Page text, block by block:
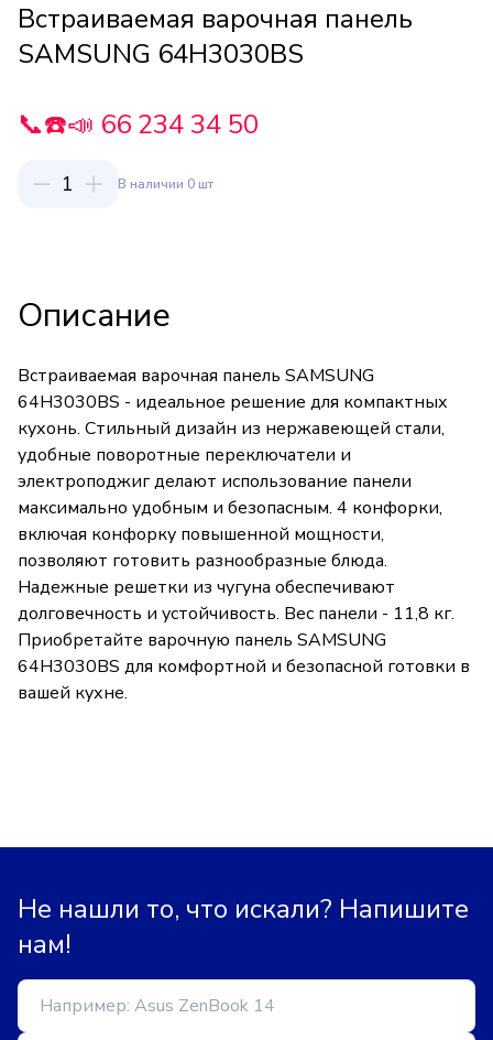
Встраиваемая варочная панель
SAMSUNG 64H3030BS
📞☎️📣 66 234 34 50
1 В наличии 0 шт
Описание
Встраиваемая варочная панель SAMSUNG
64H3030BS - идеальное решение для компактных
кухонь. Стильный дизайн из нержавеющей стали,
удобные поворотные переключатели и
электроподжиг делают использование панели
максимально удобным и безопасным. 4 конфорки,
включая конфорку повышенной мощности,
позволяют готовить разнообразные блюда.
Надежные решетки из чугуна обеспечивают
долговечность и устойчивость. Вес панели - 11,8 кг.
Приобретайте варочную панель SAMSUNG
64H3030BS для комфортной и безопасной готовки в
вашей кухне.
Не нашли то, что искали? Напишите
нам!